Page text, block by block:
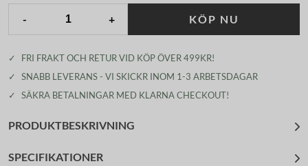
- + KÖP NU
✓
FRI FRAKT OCH RETUR VID KÖP ÖVER 499KR!
✓
SNABB LEVERANS - VI SKICKR INOM 1-3 ARBETSDAGAR
✓
SÄKRA BETALNINGAR MED KLARNA CHECKOUT!
PRODUKTBESKRIVNING
SPECIFIKATIONER